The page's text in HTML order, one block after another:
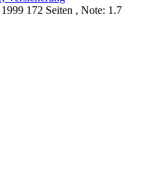
172 Seiten , Note: 1.7